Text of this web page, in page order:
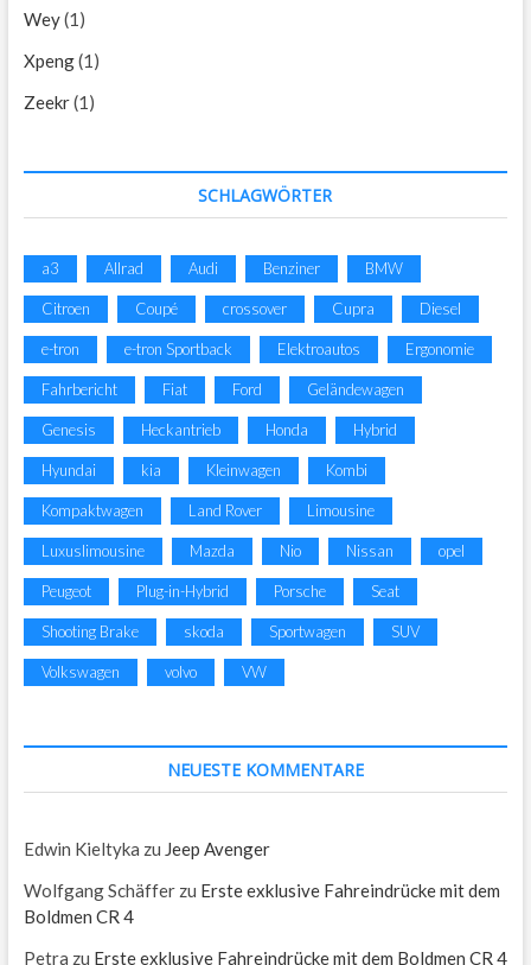
Wey(1)
Xpeng(1)
Zeekr(1)
SCHLAGWÖRTER
a3 Allrad Audi Benziner BMW
Citroen Coupé crossover Cupra Diesel
e-tron e-tron Sportback Elektroautos Ergonomie
Fahrbericht Fiat Ford Geländewagen
Genesis Heckantrieb Honda Hybrid
Hyundai kia Kleinwagen Kombi
Kompaktwagen Land Rover Limousine
Luxuslimousine Mazda Nio Nissan opel
Peugeot Plug-in-Hybrid Porsche Seat
Shooting Brake skoda Sportwagen SUV
Volkswagen volvo VW
NEUESTE KOMMENTARE
Edwin Kieltyka zu Jeep Avenger
Wolfgang Schäfferzu Erste exklusive Fahreindrücke mit dem
Boldmen CR 4
Petra zu Erste exklusive Fahreindrücke mit dem Boldmen CR 4